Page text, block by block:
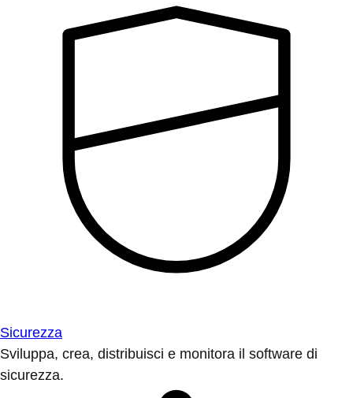
Sicurezza
Sviluppa, crea, distribuisci e monitora il software di
sicurezza.